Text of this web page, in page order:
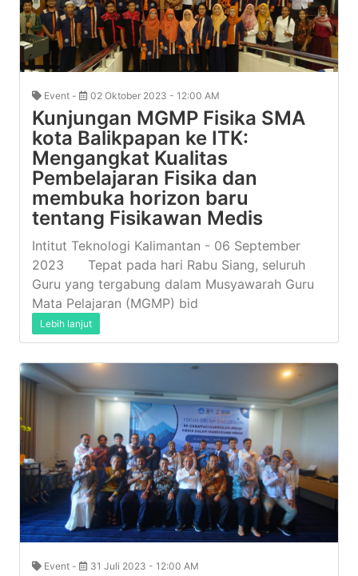
Event - 02 Oktober 2023 - 12:00 AM
Kunjungan MGMP Fisika SMA
kota Balikpapan ke ITK:
Mengangkat Kualitas
Pembelajaran Fisika dan
membuka horizon baru
tentang Fisikawan Medis
Intitut Teknologi Kalimantan - 06 September
2023 Tepat pada hari Rabu Siang, seluruh
Guru yang tergabung dalam Musyawarah Guru
Mata Pelajaran (MGMP) bid
Lebih lanjut
Event - 31 Juli 2023 - 12:00 AM